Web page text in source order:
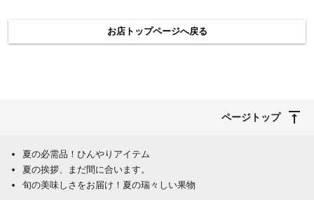
お店トップページへ戻る
ページトップ
夏の必需品！ひんやりアイテム
夏の挨拶、まだ間に合います。
旬の美味しさをお届け！夏の瑞々しい果物